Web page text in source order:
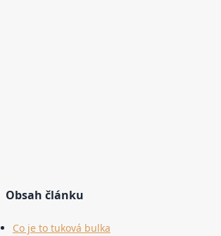
Obsah článku
Co je to tuková bulka